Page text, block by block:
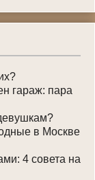
гараж: пара
в Москве
4 совета на